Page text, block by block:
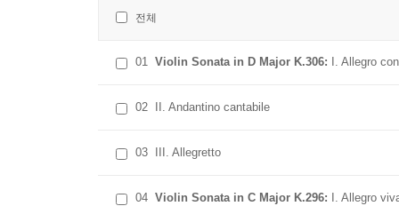
전체
01 Violin Sonata in D Major K.306: I. Allegro
02 II. Andantino cantabile
03 III. Allegretto
04 Violin Sonata in C Major K.296: I. Allegro